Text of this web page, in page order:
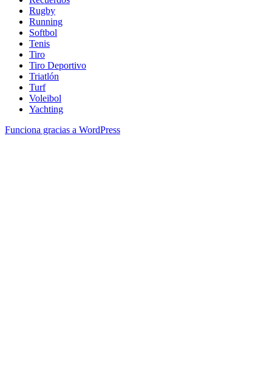
Rugby
Running
Softbol
Tenis
Tiro
Tiro Deportivo
Triatlón
Turf
Voleibol
Yachting
Funciona gracias a WordPress